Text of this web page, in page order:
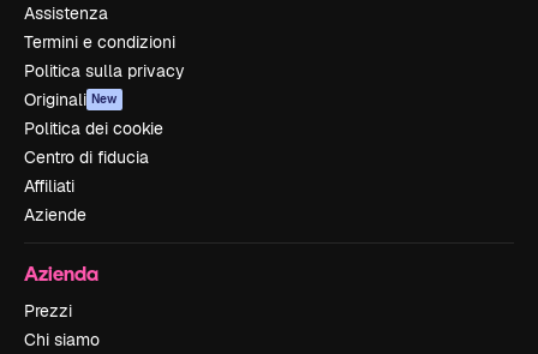
Assistenza
Termini e condizioni
Politica sulla privacy
Originali New
Politica dei cookie
Centro di fiducia
Affiliati
Aziende
Azienda
Prezzi
Chi siamo